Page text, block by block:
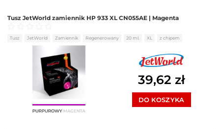
Tusz JetWorld zamiennik HP 933 XL CN055AE | Magenta
Oceniono0 na 5
Tusz JetWorld Zamiennik Regenerowany 20 ml. XL z chipem
39,62 zł
DO KOSZYKA